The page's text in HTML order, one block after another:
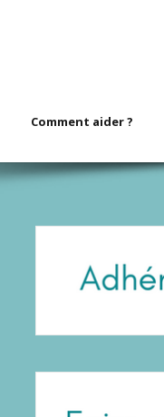
Comment aider ?